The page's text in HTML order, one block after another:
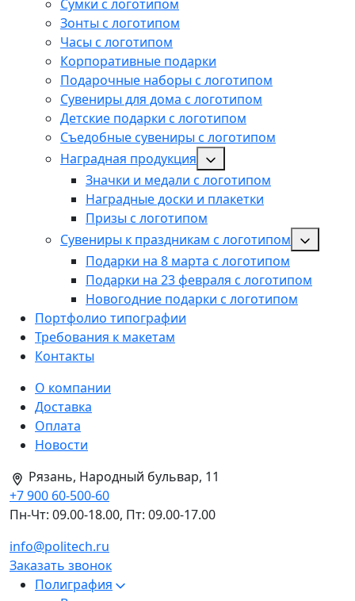
Сумки с логотипом
Зонты с логотипом
Часы с логотипом
Корпоративные подарки
Подарочные наборы с логотипом
Сувениры для дома с логотипом
Детские подарки с логотипом
Съедобные сувениры с логотипом
Наградная продукция
Значки и медали с логотипом
Наградные доски и плакетки
Призы с логотипом
Сувениры к праздникам с логотипом
Подарки на 8 марта с логотипом
Подарки на 23 февраля с логотипом
Новогодние подарки с логотипом
Портфолио типографии
Требования к макетам
Контакты
О компании
Доставка
Оплата
Новости
Рязань, Народный бульвар, 11
+7 900 60-500-60
Пн-Чт: 09.00-18.00, Пт: 09.00-17.00
info@politech.ru
Заказать звонок
Полиграфия